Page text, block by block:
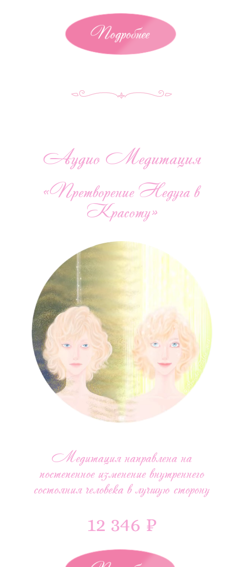
Подробнее
Аудио Медитация
«Претворение Недуга в
Красоту»
Медитация направлена на
постепенное изменение внутреннего
состояния человека в лучшую сторону
12 346 ₽